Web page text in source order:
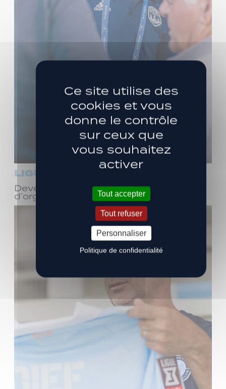
LIGUE 3
Devenez bénévole ! Réunion
d’organisation le samedi 8 août
Ce site utilise des
cookies et vous
donne le contrôle
sur ceux que
vous souhaitez
activer
Tout accepter
Tout refuser
Personnaliser
Politique de confidentialité